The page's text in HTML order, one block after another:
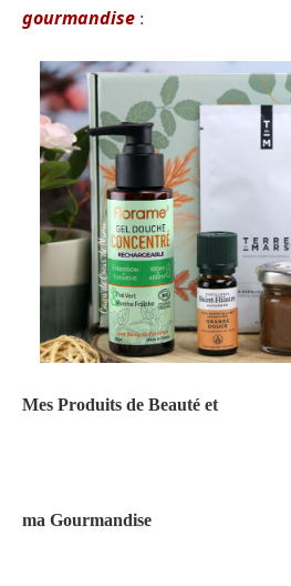
gourmandise :
Mes Produits de Beauté et
ma Gourmandise